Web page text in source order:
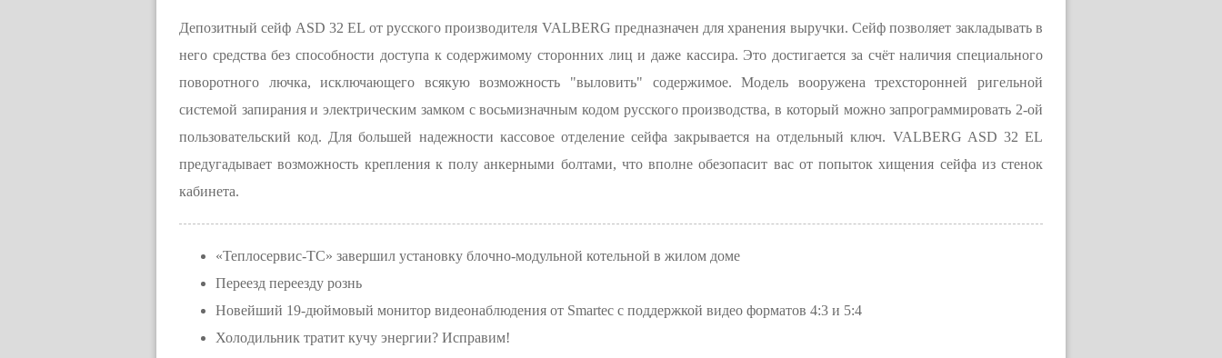
Депозитный сейф ASD 32 EL от русского производителя VALBERG предназначен для хранения выручки. Сейф позволяет закладывать в
него средства без способности доступа к содержимому сторонних лиц и даже кассира. Это достигается за счёт наличия специального
поворотного лючка, исключающего всякую возможность "выловить" содержимое. Модель вооружена трехсторонней ригельной
системой запирания и электрическим замком с восьмизначным кодом русского производства, в который можно запрограммировать 2-ой
пользовательский код. Для большей надежности кассовое отделение сейфа закрывается на отдельный ключ. VALBERG ASD 32 EL
предугадывает возможность крепления к полу анкерными болтами, что вполне обезопасит вас от попыток хищения сейфа из стенок
кабинета.
«Теплосервис-ТС» завершил установку блочно-модульной котельной в жилом доме
Переезд переезду рознь
Новейший 19-дюймовый монитор видеонаблюдения от Smartec с поддержкой видео форматов 4:3 и 5:4
Холодильник тратит кучу энергии? Исправим!